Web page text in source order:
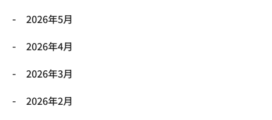
2026年5月
2026年4月
2026年3月
2026年2月